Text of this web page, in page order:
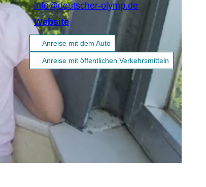
info@deutscher-olymp.de
Website
Anreise mit dem Auto
Anreise mit öffentlichen Verkehrsmitteln